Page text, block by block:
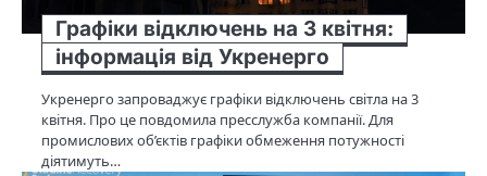
Графіки відключень на 3 квітня:
інформація від Укренерго
Укренерго запроваджує графіки відключень світла на 3
квітня. Про це повдомила пресслужба компанії. Для
промислових об’єктів графіки обмеження потужності
діятимуть…